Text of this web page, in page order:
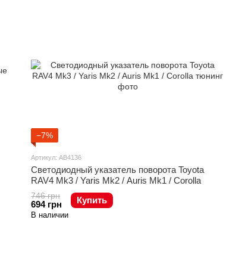
−7%
Артикул: AB4136
Светодиодный указатель поворота Toyota
RAV4 Mk3 / Yaris Mk2 / Auris Mk1 / Corolla
746 грн
694 грн Купить
В наличии